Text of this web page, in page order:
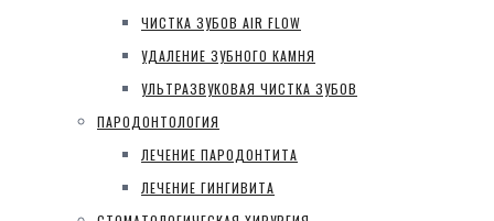
ЧИСТКА ЗУБОВ AIR FLOW
УДАЛЕНИЕ ЗУБНОГО КАМНЯ
УЛЬТРАЗВУКОВАЯ ЧИСТКА ЗУБОВ
ПАРОДОНТОЛОГИЯ
ЛЕЧЕНИЕ ПАРОДОНТИТА
ЛЕЧЕНИЕ ГИНГИВИТА